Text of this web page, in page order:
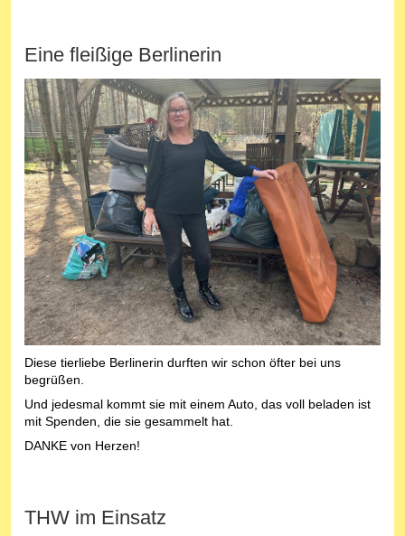
Eine fleißige Berlinerin
Diese tierliebe Berlinerin durften wir schon öfter bei uns
begrüßen.
Und jedesmal kommt sie mit einem Auto, das voll beladen ist
mit Spenden, die sie gesammelt hat.
DANKE von Herzen!
THW im Einsatz